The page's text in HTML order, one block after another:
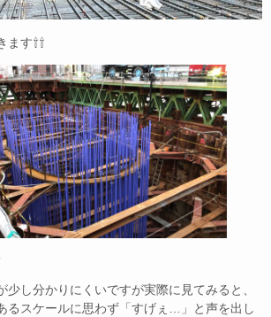
ます⇧⇧
少し分かりにくいですが実際に見てみると、
るスケールに思わず「すげぇ…」と声を出し